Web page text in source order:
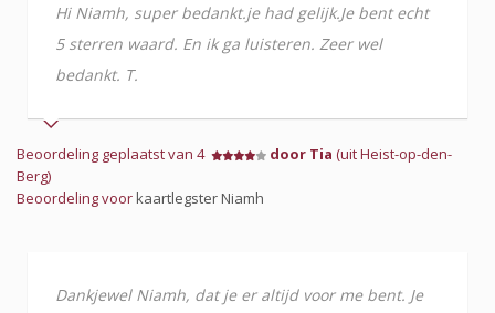
Hi Niamh, super bedankt.je had gelijk.Je bent echt
5 sterren waard. En ik ga luisteren. Zeer wel
bedankt. T.
Beoordeling geplaatst van 4 door Tia (uit Heist-op-den-
Berg)
Beoordeling voorkaartlegster Niamh
Dankjewel Niamh, dat je er altijd voor me bent. Je